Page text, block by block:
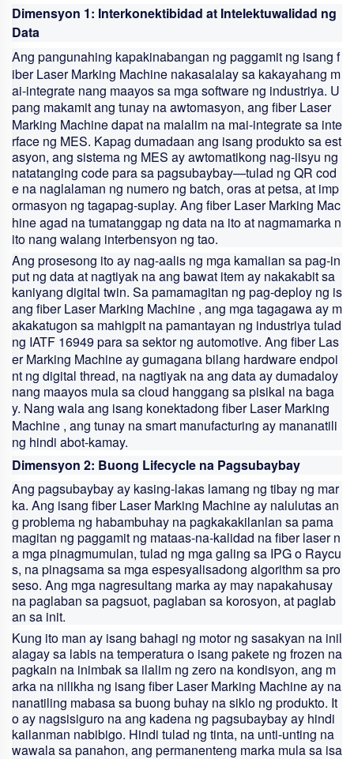
Dimensyon 1: Interkonektibidad at Intelektuwalidad ng
Data
Ang pangunahing kapakinabangan ng paggamit ng isang f
iber Laser Marking Machine nakasalalay sa kakayahang m
ai-integrate nang maayos sa mga software ng industriya. U
pang makamit ang tunay na awtomasyon, ang fiber Laser
Marking Machinedapat na malalim na mai-integrate sa inte
rface ng MES. Kapag dumadaan ang isang produkto sa est
asyon, ang sistema ng MES ay awtomatikong nag-iisyu ng
natatanging code para sa pagsubaybay—tulad ng QR cod
e na naglalaman ng numero ng batch, oras at petsa, at imp
ormasyon ng tagapag-suplay. Ang fiber Laser Marking Mac
hineagad na tumatanggap ng data na ito at nagmamarka n
ito nang walang interbensyon ng tao.
Ang prosesong ito ay nag-aalis ng mga kamalian sa pag-in
put ng data at nagtiyak na ang bawat item ay nakakabit sa
kaniyang digital twin. Sa pamamagitan ng pag-deploy ng is
ang fiber Laser Marking Machine , ang mga tagagawa ay m
akakatugon sa mahigpit na pamantayan ng industriya tulad
ng IATF 16949 para sa sektor ng automotive. Ang fiber Las
er Marking Machineay gumagana bilang hardware endpoi
nt ng digital thread, na nagtiyak na ang data ay dumadaloy
nang maayos mula sa cloud hanggang sa pisikal na baga
y. Nang wala ang isang konektadong fiber Laser Marking
Machine , ang tunay na smart manufacturing ay mananatili
ng hindi abot-kamay.
Dimensyon 2: Buong Lifecycle na Pagsubaybay
Ang pagsubaybay ay kasing-lakas lamang ng tibay ng mar
ka. Ang isang fiber Laser Marking Machineay nalulutas an
g problema ng habambuhay na pagkakakilanlan sa pama
magitan ng paggamit ng mataas-na-kalidad na fiber laser n
a mga pinagmumulan, tulad ng mga galing sa IPG o Raycu
s, na pinagsama sa mga espesyalisadong algorithm sa pro
seso. Ang mga nagresultang marka ay may napakahusay
na paglaban sa pagsuot, paglaban sa korosyon, at paglab
an sa init.
Kung ito man ay isang bahagi ng motor ng sasakyan na inil
alagay sa labis na temperatura o isang pakete ng frozen na
pagkain na inimbak sa ilalim ng zero na kondisyon, ang m
arka na nilikha ng isang fiber Laser Marking Machineay na
nanatiling mabasa sa buong buhay na siklo ng produkto. It
o ay nagsisiguro na ang kadena ng pagsubaybay ay hindi
kailanman nabibigo. Hindi tulad ng tinta, na unti-unting na
wawala sa panahon, ang permanenteng marka mula sa isa